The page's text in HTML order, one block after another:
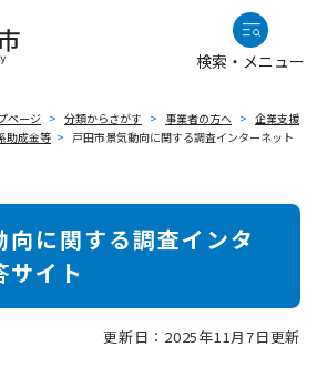
検索・メニュー
ページ > 分類からさがす > 事業者の方へ > 企業支援
助成金等 > 戸田市景気動向に関する調査インターネット
向に関する調査インタ
サイト
更新日：2025年11月7日更新